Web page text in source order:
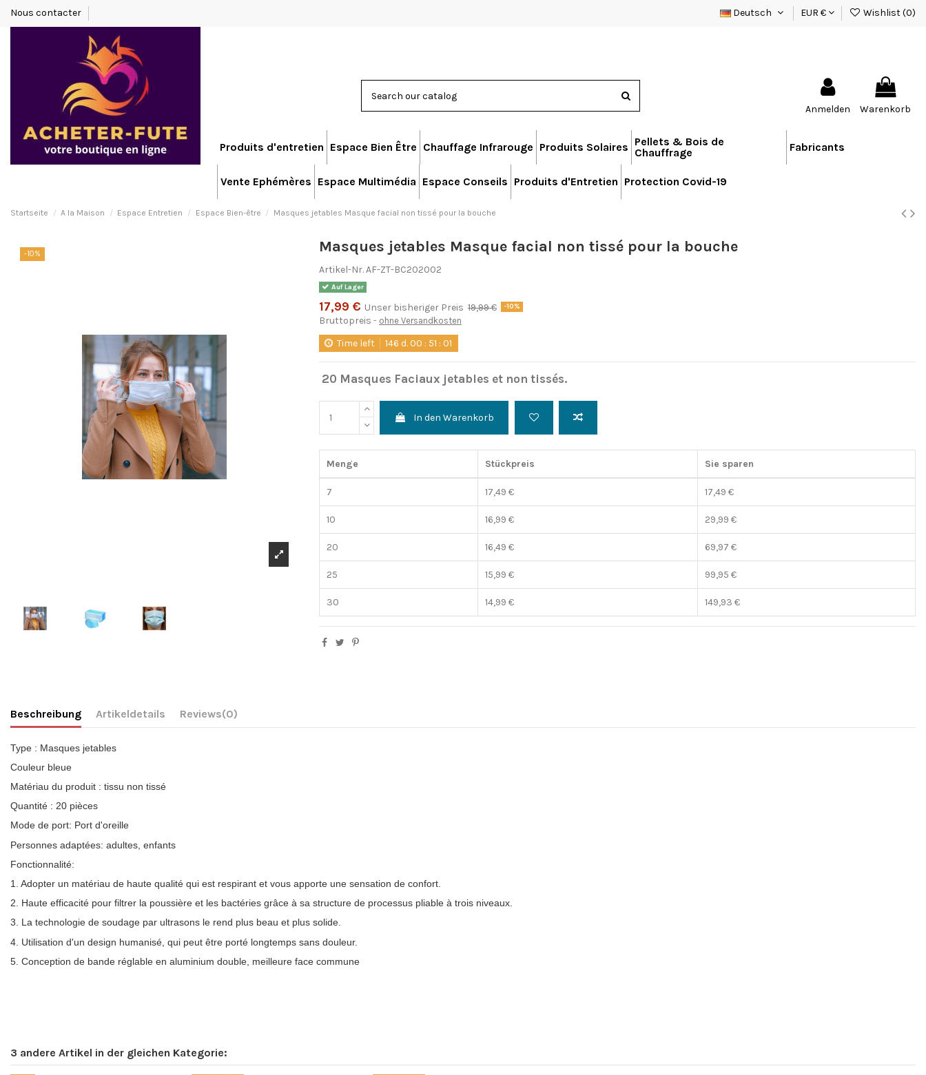
Nous contacter Deutsch EUR € Wishlist (0)
Anmelden Warenkorb
Produits d'entretien Espace Bien Être Chauffage Infrarouge Produits Solaires Pellets & Bois de
Chauffrage
Fabricants
Vente Ephémères Espace Multimédia Espace Conseils Produits d'Entretien Protection Covid-19
Startseite A la Maison Espace Entretien Espace Bien-être Masques jetables Masque facial non tissé pour la bouche
-10% Masques jetables Masque facial non tissé pour la bouche
Artikel-Nr.AF-ZT-BC202002
Auf Lager
17,99 € Unser bisheriger Preis 19,99 € -10%
Bruttopreis ohne Versandkosten
Time left 146 d. 00 : 51 : 01
20 Masques Faciaux jetables et non tissés.
In den Warenkorb
Menge Stückpreis Sie sparen
7 17,49 € 17,49 €
10 16,99 € 29,99 €
20 16,49 € 69,97 €
25 15,99 € 99,95 €
30 14,99 € 149,93 €
Beschreibung Artikeldetails Reviews(0)
Type : Masques jetables
Couleur bleue
Matériau du produit : tissu non tissé
Quantité : 20 pièces
Mode de port: Port d'oreille
Personnes adaptées: adultes, enfants
Fonctionnalité:
1. Adopter un matériau de haute qualité qui est respirant et vous apporte une sensation de confort.
2. Haute efficacité pour filtrer la poussière et les bactéries grâce à sa structure de processus pliable à trois niveaux.
3. La technologie de soudage par ultrasons le rend plus beau et plus solide.
4. Utilisation d'un design humanisé, qui peut être porté longtemps sans douleur.
5. Conception de bande réglable en aluminium double, meilleure face commune
3 andere Artikel in der gleichen Kategorie: